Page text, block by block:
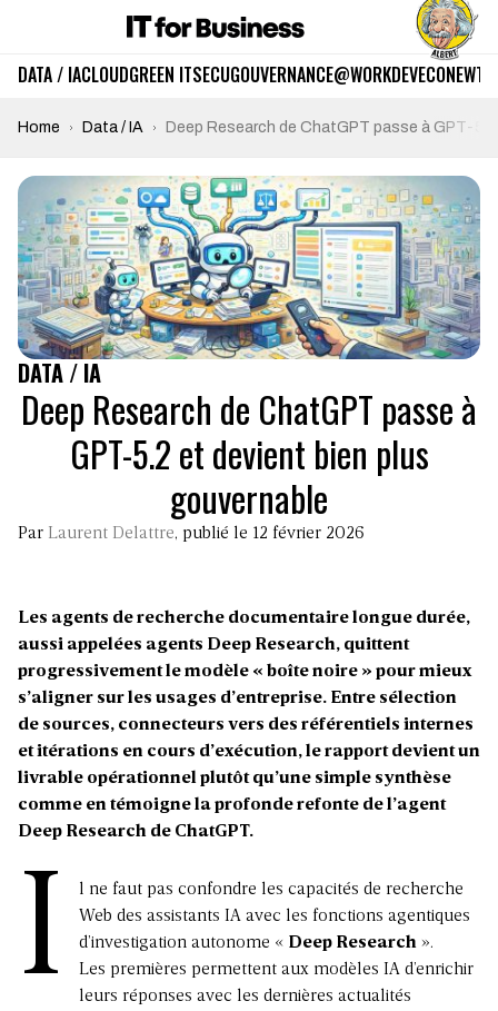
DATA / IACLOUDGREEN ITSECUGOUVERNANCE@WORKDEVECO
Home Data / IA Deep Research de ChatGPT passe à GPT-
DATA / IA
Deep Research de ChatGPT passe à
GPT-5.2 et devient bien plus
gouvernable
Par Laurent Delattre, publié le 12 février 2026
Les agents de recherche documentaire longue durée,
aussi appelées agents Deep Research, quittent
progressivement le modèle « boîte noire » pour mieux
s’aligner sur les usages d’entreprise. Entre sélection
de sources, connecteurs vers des référentiels internes
et itérations en cours d’exécution, le rapport devient un
livrable opérationnel plutôt qu’une simple synthèse
comme en témoigne la profonde refonte de l’agent
Deep Research de ChatGPT.
I
l ne faut pas confondre les capacités de recherche
Web des assistants IA avec les fonctions agentiques
d’investigation autonome « Deep Research ».
Les premières permettent aux modèles IA d’enrichir
leurs réponses avec les dernières actualités